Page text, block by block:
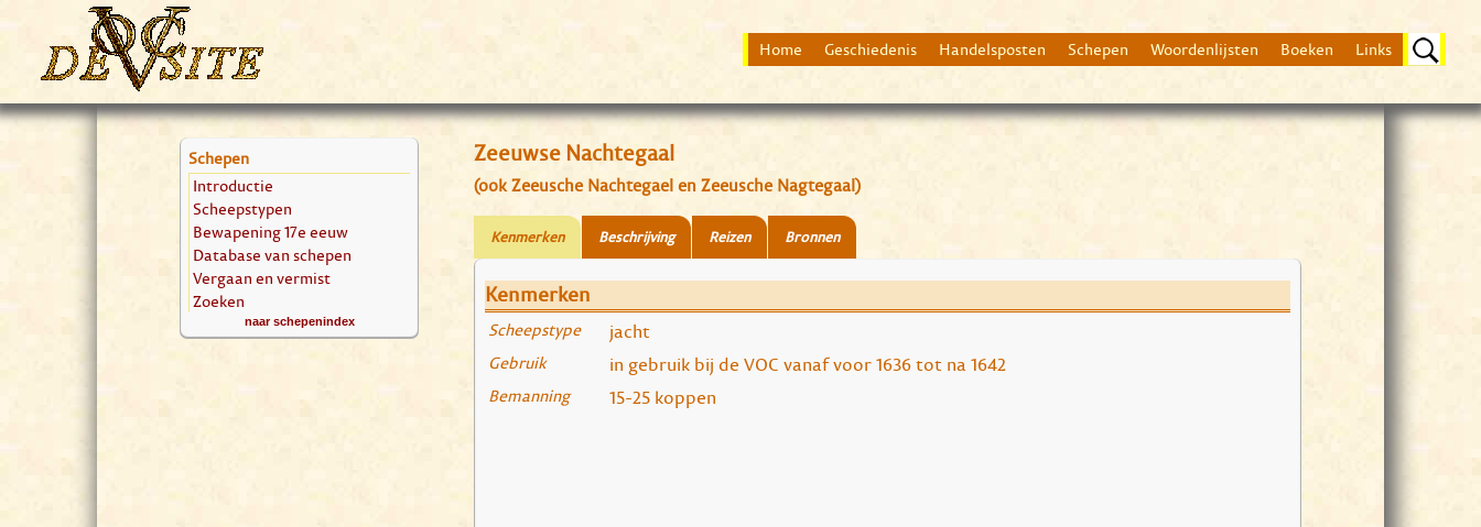
Home Geschiedenis Handelsposten Schepen Woordenlijsten Boeken Links
Schepen
Introductie
Scheepstypen
Bewapening 17e eeuw
Database van schepen
Vergaan en vermist
Zoeken
naar schepenindex
Zeeuwse Nachtegaal
(ook Zeeusche Nachtegael en Zeeusche Nagtegaal)
Kenmerken Beschrijving Reizen Bronnen
Kenmerken
Scheepstype jacht
Gebruik in gebruik bij de VOC vanaf voor 1636 tot na 1642
Bemanning 15-25 koppen